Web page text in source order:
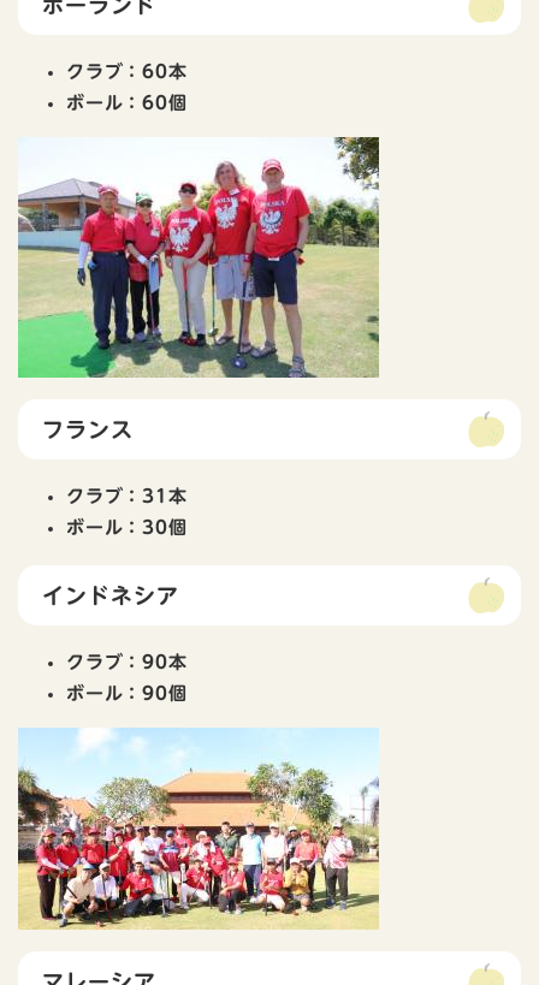
ポーランド
クラブ：60本
ボール：60個
フランス
クラブ：31本
ボール：30個
インドネシア
クラブ：90本
ボール：90個